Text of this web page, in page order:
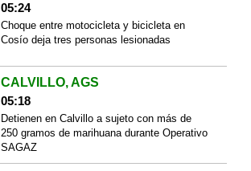
05:24
Choque entre motocicleta y bicicleta en
Cosío deja tres personas lesionadas
CALVILLO, AGS
05:18
Detienen en Calvillo a sujeto con más de
250 gramos de marihuana durante Operativo
SAGAZ